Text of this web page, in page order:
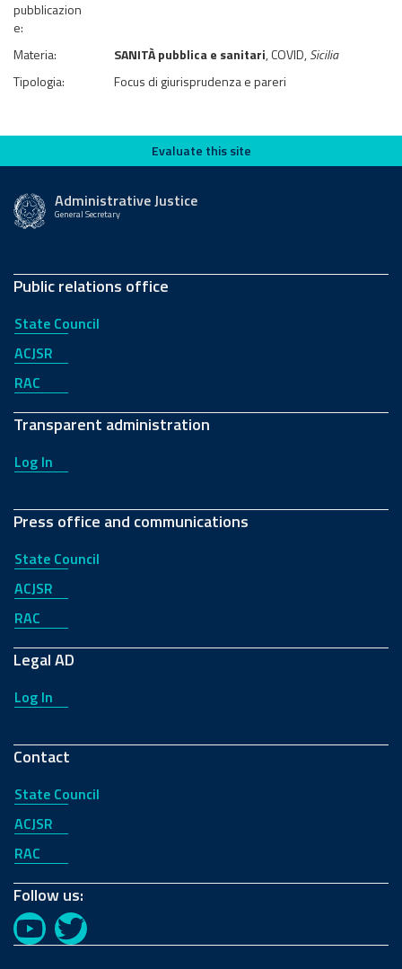
pubblicazion
e:
Materia: SANITÀ pubblica e sanitari, COVID,Sicilia
Tipologia:
Focus di giurisprudenza e pareri
Evaluate this siteEvaluate this site
Administrative Justice
General Secretary
Public relations office
State Council
ACJSR
RAC
Transparent administration
Log In
Press office and communications
State Council
ACJSR
RAC
Legal AD
Log In
Contact
State Council
ACJSR
RAC
Follow us:
YouTubeTwitter